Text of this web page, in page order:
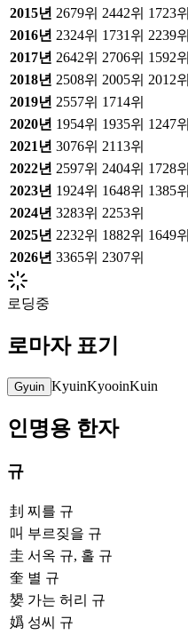
2015년 2679위 2442위 1723위
2016년 2324위 1731위 2239위
2017년 2642위 2706위 1592위
2018년 2508위 2005위 2012위
2019년 2557위 1714위
2020년 1954위 1935위 1247위
2021 년 3076위 2113위
2022년 2597위 2404위 1728위
2023년 1924위 1648위 1385위
2024년 3283위 2253위
2025년 2232위 1882위 1649위
2026년 3365위 2307위
로딩중
로마자 표기
Gyuin KyuinKyooinKuin
인명용 한자
규
刲 찌를 규
叫 부르짖을 규
圭 서옥 규, 홀 규
奎 별 규
嫢 가는 허리 규
嬀 성씨 규